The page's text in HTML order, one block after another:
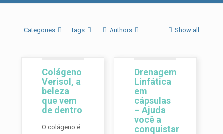
Categories Tags Authors Show all
Colágeno
Verisol, a
beleza
que vem
de dentro
O colágeno é
Drenagem
Linfática
em
cápsulas
– Ajuda
você a
conquistar